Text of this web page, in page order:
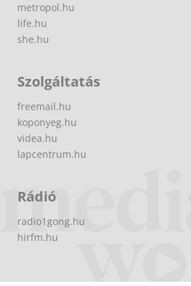
metropol.hu
life.hu
she.hu
Szolgáltatás
freemail.hu
koponyeg.hu
videa.hu
lapcentrum.hu
Rádió
radio1gong.hu
hirfm.hu